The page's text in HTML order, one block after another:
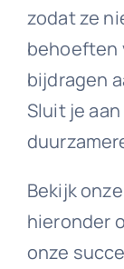
zodat ze
behoeften
bijdragen
Sluit je
Bekijk
hieronder
onze